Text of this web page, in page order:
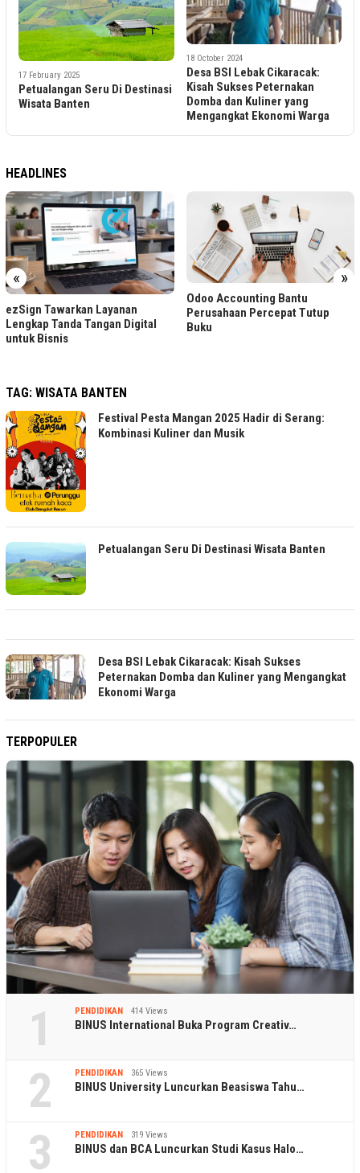
17 February 2025
Petualangan Seru Di Destinasi
Wisata Banten
18 October 2024
Desa BSI Lebak Cikaracak:
Kisah Sukses Peternakan
Domba dan Kuliner yang
Mengangkat Ekonomi Warga
HEADLINES
« »
ezSign Tawarkan Layanan
Lengkap Tanda Tangan Digital
untuk Bisnis
Odoo Accounting Bantu
Perusahaan Percepat Tutup
Buku
TAG: WISATA BANTEN
Festival Pesta Mangan 2025 Hadir di Serang:
Kombinasi Kuliner dan Musik
Petualangan Seru Di Destinasi Wisata Banten
Desa BSI Lebak Cikaracak: Kisah Sukses
Peternakan Domba dan Kuliner yang Mengangkat
Ekonomi Warga
TERPOPULER
1 PENDIDIKAN 414 Views
BINUS International Buka Program Creativ…
2 PENDIDIKAN 365 Views
BINUS University Luncurkan Beasiswa Tahu…
3 PENDIDIKAN 319 Views
BINUS dan BCA Luncurkan Studi Kasus Halo…